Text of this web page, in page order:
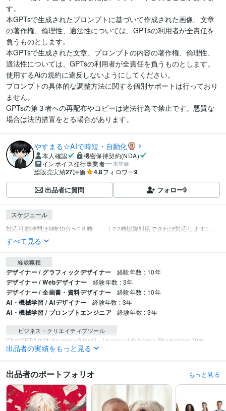
す。
本GPTsで生成されたプロンプトに基づいて作成された画像、文章
の著作権、倫理性、適法性については、GPTsの利用者が全責任を
負うものとします。
本GPTsで生成された文章、プロンプトの内容の著作権、倫理性、
適法性については、GPTsの利用者が全責任を負うものとします。
使用するAiの規約に違反しないようにしてください。
プロンプトの具体的な調整方法に関する個別サポートは行っており
ません。
GPTsの第３者への再配布やコピーは違法行為で禁止です。悪質な
場合は法的措置をとる場合があります。
やすまる☆AIで時短・自動化
本人確認
機密保持契約(NDA)
インボイス発行事業者
未登録
総販売実績27評価 4.8フォロワー9
出品者に質問 フォロー9
スケジュール
対応可能時間は9時30分〜1８時　　（２2時以降対応できれば対応します）...
すべて見る
経験職種
デザイナー / グラフィックデザイナー 経験年数 : 10年
デザイナー / Webデザイナー 経験年数 : 3年
デザイナー / 企画書・資料デザイナー 経験年数 : 10年
AI・機械学習 / AIデザイナー 経験年数 : 3年
AI・機械学習 / プロンプトエンジニア 経験年数 : 3年
ビジネス・クリエイティブツール
ChatGPT:3年Midjourney:2年niji・journey:1年Adobe Photoshop:20年
Lightroom:15年Adobe Premiere Pro:10年
得意分野
生成AI活用・開発・制作 画像生成スキル　動画生成スキル
生成AI活用・開発・制作 GPTs構築
出品者の実績をもっと見る
出品者のポートフォリオ もっと見る